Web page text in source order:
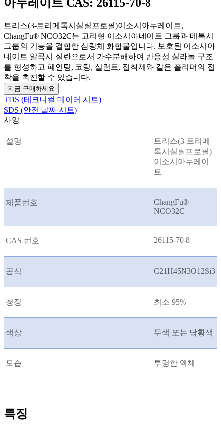
아누레이트 CAS: 26115-70-8
트리스(3-트리메톡시실릴프로필)이소시아누레이트,
ChangFu® NCO32C는 고리형 이소시아네이트 그룹과 메톡시
그룹의 기능을 결합한 삼량체 화합물입니다. 보호된 이소시아
네이트 알콕시 실란으로서 가수분해하여 반응성 실라놀 구조
를 형성하고 페인팅, 코팅, 실런트, 접착제와 같은 폴리머의 접
착을 촉진할 수 있습니다.
지금 구매하세요
TDS (테크니컬 데이터 시트)
SDS (안전 날짜 시트)
사양
설명
트리스(3-트리메
톡시실릴프로필)
이소시아누레이
트
제품번호
ChangFu®
NCO32C
CAS 번호 26115-70-8
공식 C21H45N3O12Si3
청정 최소 95%
색상 무색 또는 담황색
모습 투명한 액체
특징